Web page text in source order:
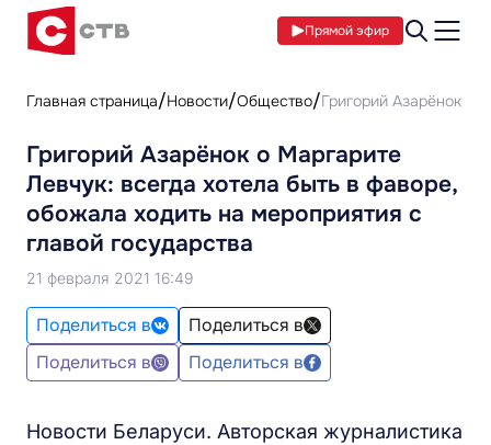
Прямой эфир
Главная страница Новости Общество Григорий Азарёнок о
Григорий Азарёнок о Маргарите
Левчук: всегда хотела быть в фаворе,
обожала ходить на мероприятия с
главой государства
21 февраля 2021 16:49
Поделиться в
Поделиться в
Поделиться в
Поделиться в
Новости Беларуси. Авторская журналистика